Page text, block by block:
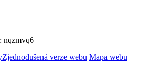
nqzmvq6
Zjednodušená verze webu Mapa webu